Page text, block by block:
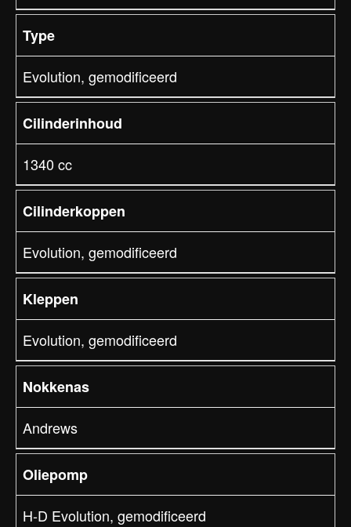
Type
Evolution, gemodificeerd
Cilinderinhoud
1340 cc
Cilinderkoppen
Evolution, gemodificeerd
Kleppen
Evolution, gemodificeerd
Nokkenas
Andrews
Oliepomp
H-D Evolution, gemodificeerd